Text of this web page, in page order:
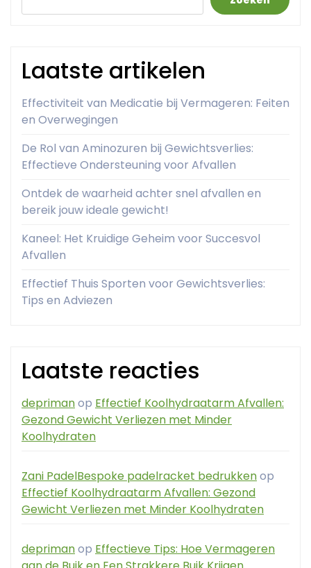
Laatste artikelen
Effectiviteit van Medicatie bij Vermageren: Feiten
en Overwegingen
De Rol van Aminozuren bij Gewichtsverlies:
Effectieve Ondersteuning voor Afvallen
Ontdek de waarheid achter snel afvallen en
bereik jouw ideale gewicht!
Kaneel: Het Kruidige Geheim voor Succesvol
Afvallen
Effectief Thuis Sporten voor Gewichtsverlies:
Tips en Adviezen
Laatste reacties
deprimanop Effectief Koolhydraatarm Afvallen:
Gezond Gewicht Verliezen met Minder
Koolhydraten
Zani PadelBespoke padelracket bedrukkenop
Effectief Koolhydraatarm Afvallen: Gezond
Gewicht Verliezen met Minder Koolhydraten
deprimanop Effectieve Tips: Hoe Vermageren